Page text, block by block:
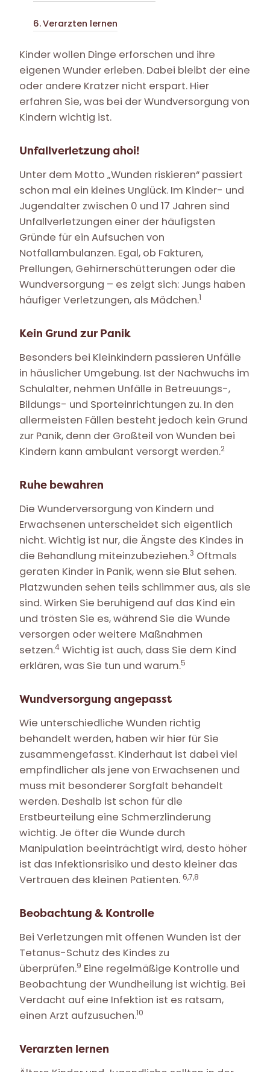
Verarzten lernen
Kinder wollen Dinge erforschen und ihre
eigenen Wunder erleben. Dabei bleibt der eine
oder andere Kratzer nicht erspart. Hier
erfahren Sie, was bei der Wundversorgung von
Kindern wichtig ist.
Unfallverletzung ahoi!
Unter dem Motto „Wunden riskieren“ passiert
schon mal ein kleines Unglück. Im Kinder- und
Jugendalter zwischen 0 und 17 Jahren sind
Unfallverletzungen einer der häufigsten
Gründe für ein Aufsuchen von
Notfallambulanzen. Egal, ob Fakturen,
Prellungen, Gehirnerschütterungen oder die
Wundversorgung – es zeigt sich: Jungs haben
häufiger Verletzungen, als Mädchen.1
Kein Grund zur Panik
Besonders bei Kleinkindern passieren Unfälle
in häuslicher Umgebung. Ist der Nachwuchs im
Schulalter, nehmen Unfälle in Betreuungs-,
Bildungs- und Sporteinrichtungen zu. In den
allermeisten Fällen besteht jedoch kein Grund
zur Panik, denn der Großteil von Wunden bei
Kindern kann ambulant versorgt werden.2
Ruhe bewahren
Die Wunderversorgung von Kindern und
Erwachsenen unterscheidet sich eigentlich
nicht. Wichtig ist nur, die Ängste des Kindes in
die Behandlung miteinzubeziehen.3 Oftmals
geraten Kinder in Panik, wenn sie Blut sehen.
Platzwunden sehen teils schlimmer aus, als sie
sind. Wirken Sie beruhigend auf das Kind ein
und trösten Sie es, während Sie die Wunde
versorgen oder weitere Maßnahmen
setzen.4 Wichtig ist auch, dass Sie dem Kind
erklären, was Sie tun und warum.5
Wundversorgung angepasst
Wie unterschiedliche Wunden richtig
behandelt werden, haben wir hier für Sie
zusammengefasst. Kinderhaut ist dabei viel
empfindlicher als jene von Erwachsenen und
muss mit besonderer Sorgfalt behandelt
werden. Deshalb ist schon für die
Erstbeurteilung eine Schmerzlinderung
wichtig. Je öfter die Wunde durch
Manipulation beeinträchtigt wird, desto höher
ist das Infektionsrisiko und desto kleiner das
Vertrauen des kleinen Patienten. 6,7,8
Beobachtung & Kontrolle
Bei Verletzungen mit offenen Wunden ist der
Tetanus-Schutz des Kindes zu
überprüfen.9 Eine regelmäßige Kontrolle und
Beobachtung der Wundheilung ist wichtig. Bei
Verdacht auf eine Infektion ist es ratsam,
einen Arzt aufzusuchen.10
Verarzten lernen